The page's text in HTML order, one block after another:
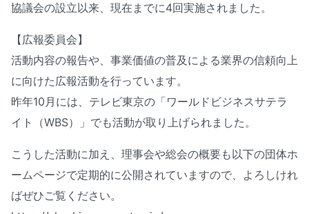
協議会の設立以来、現在までに4回実施されました。
【広報委員会】
活動内容の報告や、事業価値の普及による業界の信頼向上
に向けた広報活動を行っています。
昨年10月には、テレビ東京の「ワールドビジネスサテラ
イト（WBS）」でも活動が取り上げられました。
こうした活動に加え、理事会や総会の概要も以下の団体ホ
ームページで定期的に公開されていますので、よろしけれ
ばぜひご覧ください。